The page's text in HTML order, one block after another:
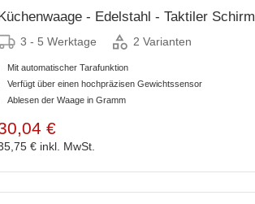
- Edelstahl - Taktiler Schirm
3 - 5 Werktage 2 Varianten
Mit automatischer Tarafunktion
Verfügt über einen hochpräzisen Gewichtssensor
Ablesen der Waage in Gramm
€
€ inkl. MwSt.